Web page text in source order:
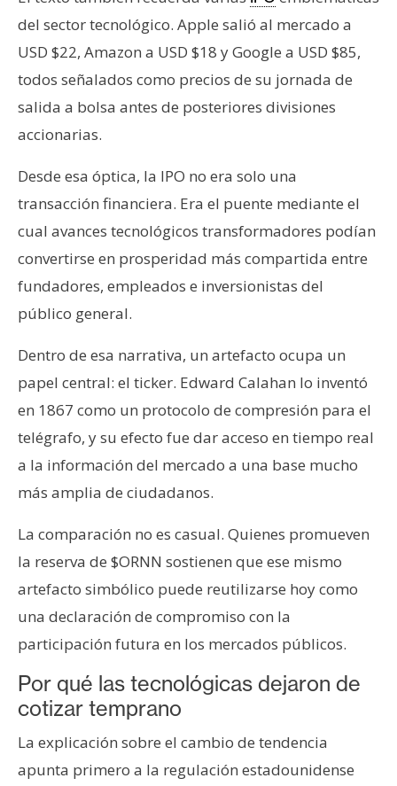
del sector tecnológico. Apple salió al mercado a
USD $22, Amazon a USD $18 y Google a USD $85,
todos señalados como precios de su jornada de
salida a bolsa antes de posteriores divisiones
accionarias.
Desde esa óptica, la IPO no era solo una
transacción financiera. Era el puente mediante el
cual avances tecnológicos transformadores podían
convertirse en prosperidad más compartida entre
fundadores, empleados e inversionistas del
público general.
Dentro de esa narrativa, un artefacto ocupa un
papel central: el ticker. Edward Calahan lo inventó
en 1867 como un protocolo de compresión para el
telégrafo, y su efecto fue dar acceso en tiempo real
a la información del mercado a una base mucho
más amplia de ciudadanos.
La comparación no es casual. Quienes promueven
la reserva de $ORNN sostienen que ese mismo
artefacto simbólico puede reutilizarse hoy como
una declaración de compromiso con la
participación futura en los mercados públicos.
Por qué las tecnológicas dejaron de
cotizar temprano
La explicación sobre el cambio de tendencia
apunta primero a la regulación estadounidense